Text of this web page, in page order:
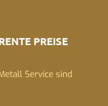
PREISE
Service sind